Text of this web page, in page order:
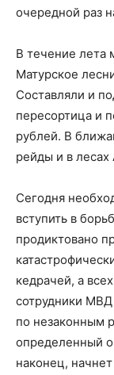
очередной раз
В течение лета
Матурское
Составляли и
пересортица и
рублей. В
рейды и в лесах
Сегодня
вступить в
продиктовано
кедрачей, а
сотрудники
по незаконным
определенный
наконец,